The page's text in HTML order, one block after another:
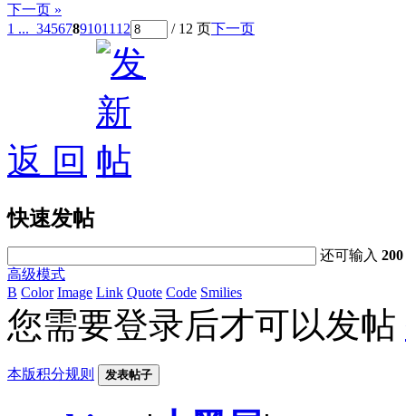
下一页 »
1 ... 34567891011 12 / 12 页下一页
返 回
快速发帖
还可输入200
高级模式
B Color Image Link Quote Code Smilies
您需要登录后才可以发帖
本版积分规则 发表帖子